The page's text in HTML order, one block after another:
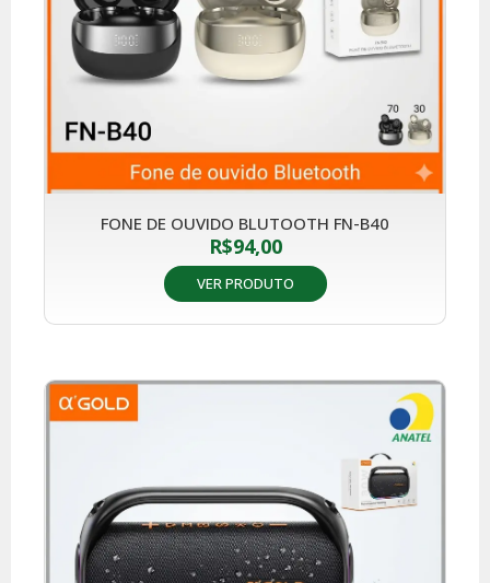
FONE DE OUVIDO BLUTOOTH FN-B40
R$94,00
VER PRODUTO